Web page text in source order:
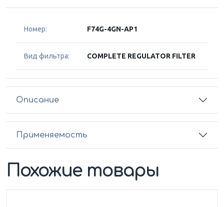
Номер: F74G-4GN-AP1
Вид фильтра: COMPLETE REGULATOR FILTER
Описание
Применяемость
Похожие товары